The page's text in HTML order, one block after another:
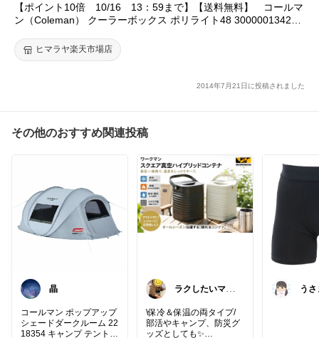
【ポイント10倍 10/16 13：59まで】【送料無料】 コールマ
ン（Coleman） クーラーボックス ポリライト48 3000001342
ヒマラヤ楽天市場店
2014年7月21日に投稿されました
その他のおすすめ関連投稿
晶
コールマン ポップアップ
シェードダークルーム 22
18354 キャンプ テント C
ラクしたいママ
\保冷＆保温の両タイプ/
部活やキャンプ、防災グ
ッズとしても✨
う